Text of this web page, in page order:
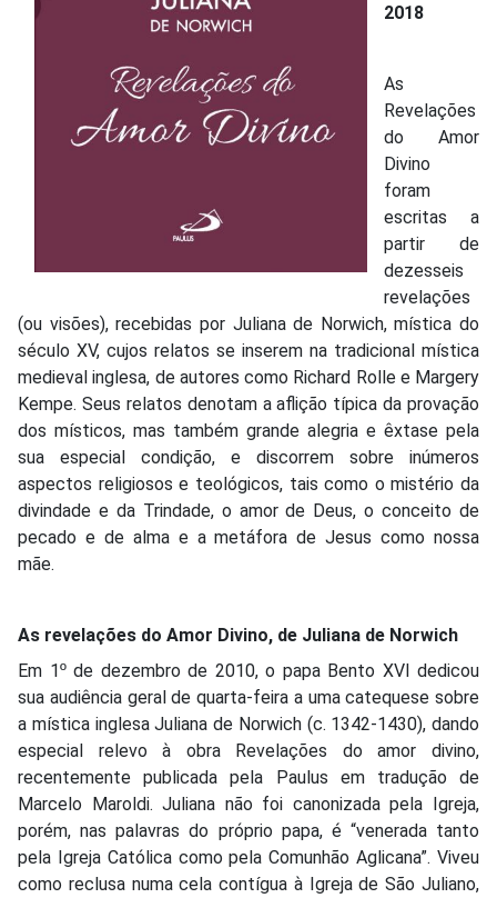
2018
As
Revelações
do Amor
Divino
foram
escritas a
partir de
dezesseis
revelações
(ou visões), recebidas por Juliana de Norwich, mística do
século XV, cujos relatos se inserem na tradicional mística
medieval inglesa, de autores como Richard Rolle e Margery
Kempe. Seus relatos denotam a aflição típica da provação
dos místicos, mas também grande alegria e êxtase pela
sua especial condição, e discorrem sobre inúmeros
aspectos religiosos e teológicos, tais como o mistério da
divindade e da Trindade, o amor de Deus, o conceito de
pecado e de alma e a metáfora de Jesus como nossa
mãe.
As revelações do Amor Divino, de Juliana de Norwich
Em 1º de dezembro de 2010, o papa Bento XVI dedicou
sua audiência geral de quarta-feira a uma catequese sobre
a mística inglesa Juliana de Norwich (c. 1342-1430), dando
especial relevo à obra Revelações do amor divino,
recentemente publicada pela Paulus em tradução de
Marcelo Maroldi. Juliana não foi canonizada pela Igreja,
porém, nas palavras do próprio papa, é “venerada tanto
pela Igreja Católica como pela Comunhão Aglicana”. Viveu
como reclusa numa cela contígua à Igreja de São Juliano,